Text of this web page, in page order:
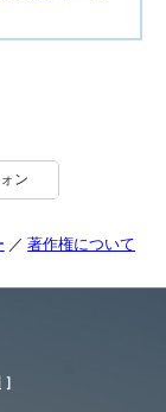
ン
著作権について
］